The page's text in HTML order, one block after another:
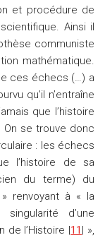
et procédure de
Ainsi il
communiste
mathématique.
ces échecs (…) a
qu’il n’entraîne
que l’histoire
On se trouve donc
: les échecs
l’histoire de sa
du terme) du
renvoyant à « la
d’une
l’Histoire |11 | »,